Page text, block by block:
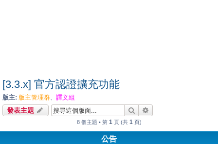
[3.3.x] 官方認證擴充功能
版主: 版主管理群、 譯文組
發表主題 搜尋
8 個主題 • 第 1 頁 (共 1 頁)
公告